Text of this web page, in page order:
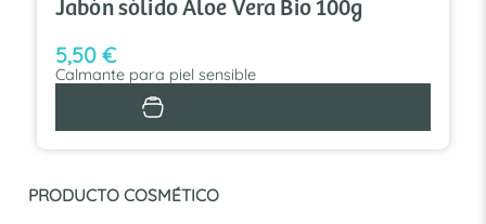
Jabón sólido Aloe Vera Bio 100g
5,50 €
Calmante para piel sensible
PRODUCTO COSMÉTICO